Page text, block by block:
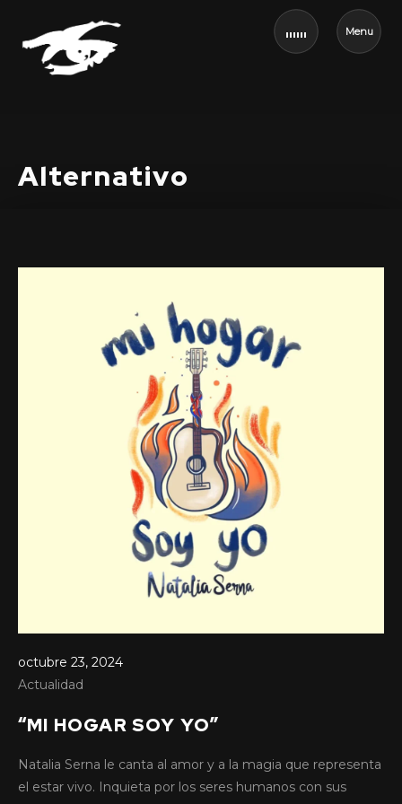
Menu
Alternativo
octubre 23, 2024
Actualidad
“MI HOGAR SOY YO”
Natalia Serna le canta al amor y a la magia que representa
el estar vivo. Inquieta por los seres humanos con sus
octubre 16, 2024